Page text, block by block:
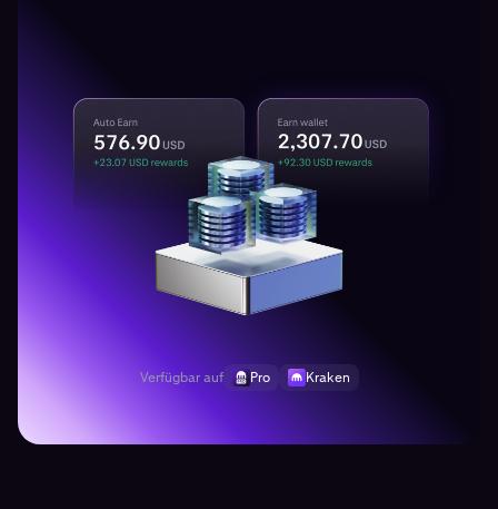
Verfügbar auf Pro Kraken